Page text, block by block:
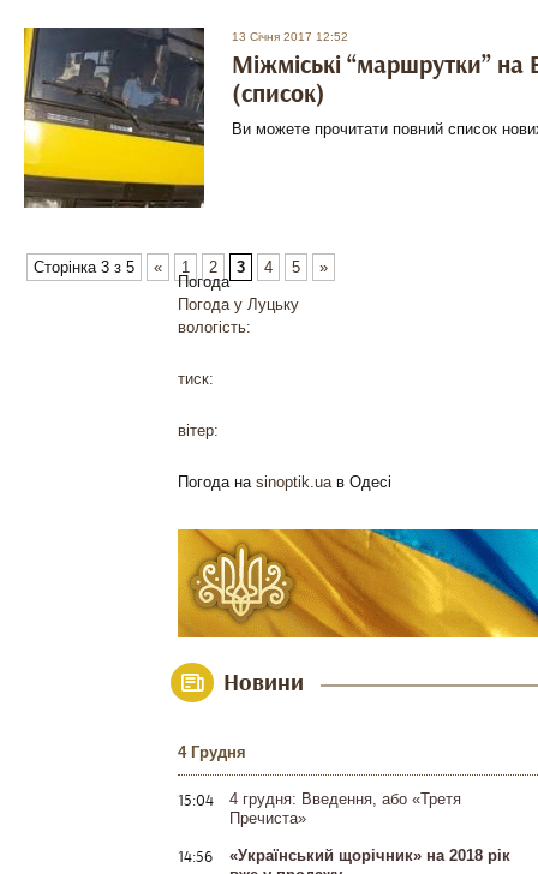
13 Січня 2017 12:52
Міжміські “маршрутки” на
(список)
Ви можете прочитати повний список
Сторінка 3 з 5 « 1 2 3 4 5
»
Погода
Погода у Луцьку
вологість:
тиск:
вітер:
Погода на sinoptik.uaв Одесі
Новини
4 Грудня
15:04
4 грудня: Введення, або «Третя
Пречиста»
14:56
«Український щорічник» на 2018 рік